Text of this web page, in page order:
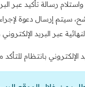
رسالة تأكيد عبر
سيتم إرسال دعوة
النهائية عبر البريد
الإلكتروني بانتظام